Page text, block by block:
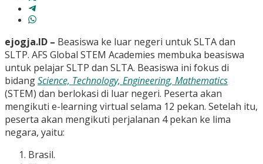
ejogja.ID – Beasiswa ke luar negeri untuk SLTA dan
SLTP. AFS Global STEM Academies membuka beasiswa
untuk pelajar SLTP dan SLTA. Beasiswa ini fokus di
bidangScience, Technology, Engineering, Mathematics
(STEM) dan berlokasi di luar negeri. Peserta akan
mengikuti e-learning virtual selama 12 pekan. Setelah itu,
peserta akan mengikuti perjalanan 4 pekan ke lima
negara, yaitu:
Brasil.